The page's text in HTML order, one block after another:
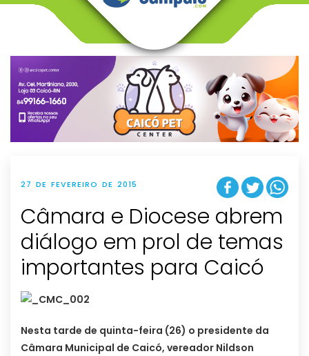
v
g
t
i
o
n
27 DE FEVEREIRO DE 2015
Câmara e Diocese abrem
diálogo em prol de temas
Nesta tarde de quinta-feira (26) o presidente da
Câmara Municipal de Caicó, vereador Nildson